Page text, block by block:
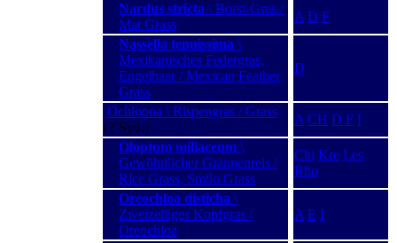
Nardus stricta \ Borst-Gras /
Mat Grass
A D F
Nassella tenuissima \
Mexikanisches Federgras,
Engelhaar / Mexican Feather
Grass
D
Ochlopoa \ Rispengras / Grass
(2 Syn.)
A CH D F I
Oloptum miliaceum \
Gewöhnlicher Grannenreis /
Rice Grass, Smilo Grass
Chi Kre Les
Rho
Oreochloa disticha \
Zweizeiliges Kopfgras /
Oreochloa
A E I